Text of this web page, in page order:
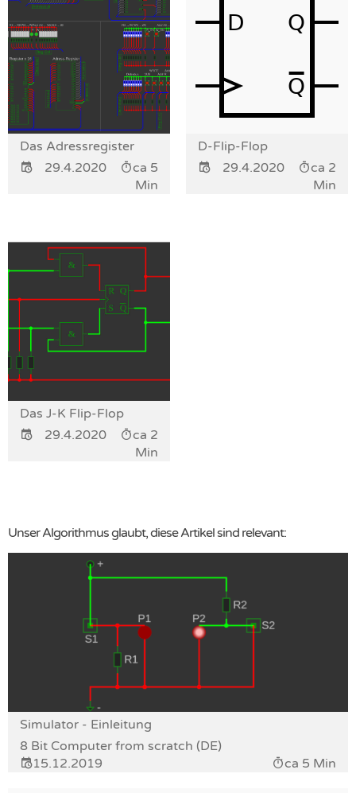
Das Adressregister
29.4.2020
ca 5
Min
D-Flip-Flop
29.4.2020
ca 2
Min
Das J-K Flip-Flop
29.4.2020
ca 2
Min
Unser Algorithmus glaubt, diese Artikel sind relevant:
Simulator - Einleitung
8 Bit Computer from scratch (DE)
15.12.2019
ca 5 Min